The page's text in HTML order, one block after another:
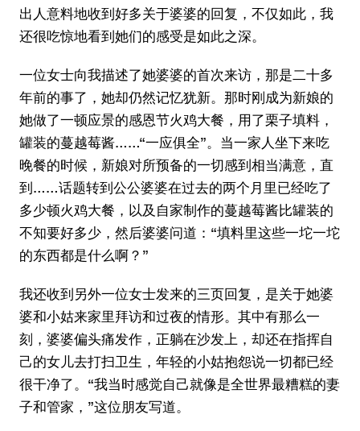
出人意料地收到好多关于婆婆的回复，不仅如此，我
还很吃惊地看到她们的感受是如此之深。
一位女士向我描述了她婆婆的首次来访，那是二十多
年前的事了，她却仍然记忆犹新。那时刚成为新娘的
她做了一顿应景的感恩节火鸡大餐，用了栗子填料，
罐装的蔓越莓酱……“一应俱全”。当一家人坐下来吃
晚餐的时候，新娘对所预备的一切感到相当满意，直
到……话题转到公公婆婆在过去的两个月里已经吃了
多少顿火鸡大餐，以及自家制作的蔓越莓酱比罐装的
不知要好多少，然后婆婆问道：“填料里这些一坨一坨
的东西都是什么啊？”
我还收到另外一位女士发来的三页回复，是关于她婆
婆和小姑来家里拜访和过夜的情形。其中有那么一
刻，婆婆偏头痛发作，正躺在沙发上，却还在指挥自
己的女儿去打扫卫生，年轻的小姑抱怨说一切都已经
很干净了。“我当时感觉自己就像是全世界最糟糕的妻
子和管家，”这位朋友写道。